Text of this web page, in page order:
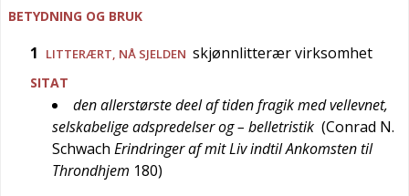
BETYDNING OG BRUK
1 LITTERÆRT, NÅ SJELDEN skjønnlitterær virksomhet
SITAT
den allerstørste deel af tiden fragik med vellevnet,
selskabelige adspredelser og – belletristik (Conrad N.
Schwach Erindringer af mit Liv indtil Ankomsten til
Throndhjem 180)